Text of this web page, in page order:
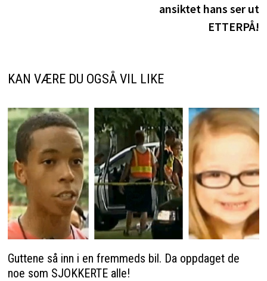
ansiktet hans ser ut
ETTERPÅ!
KAN VÆRE DU OGSÅ VIL LIKE
Guttene så inn i en fremmeds bil. Da oppdaget de
noe som SJOKKERTE alle!